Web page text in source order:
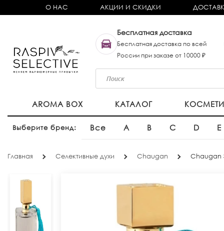
О НАС АКЦИИ И СКИДКИ
Бесплатная доставка
Бесплатная доставка по всей
России при заказе от 10000 ₽
AROMA BOX КАТАЛОГ
Выберите бренд: Все A B C D E
Главная Селективные духи Chaugan Chaugan